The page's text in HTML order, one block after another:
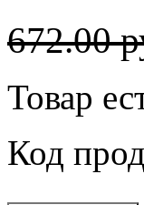
672.00
Товар
Код